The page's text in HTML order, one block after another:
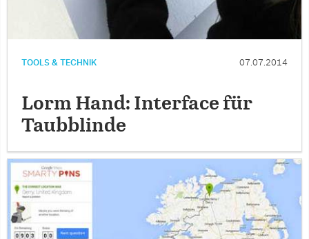
TOOLS & TECHNIK 07.07.2014
Lorm Hand: Interface für
Taubblinde